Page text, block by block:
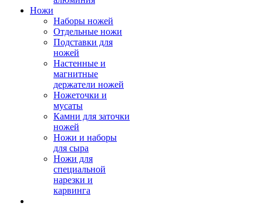
Ножи
Наборы ножей
Отдельные ножи
Подставки для
ножей
Настенные и
магнитные
держатели ножей
Ножеточки и
мусаты
Камни для заточки
ножей
Ножи и наборы
для сыра
Ножи для
специальной
нарезки и
карвинга